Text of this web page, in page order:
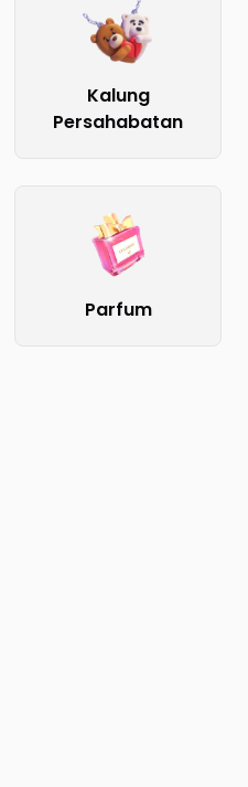
Kalung
Persahabatan
Parfum